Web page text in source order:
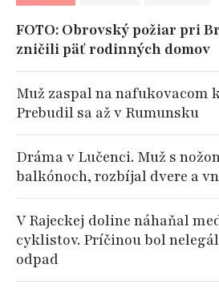
FOTO: Obrovský požiar pri
zničili päť rodinných domov
Muž zaspal na nafukovacom
Prebudil sa až v Rumunsku
Dráma v Lučenci. Muž s
balkónoch, rozbíjal dvere a
V Rajeckej doline náhaňal
cyklistov. Príčinou bol
odpad